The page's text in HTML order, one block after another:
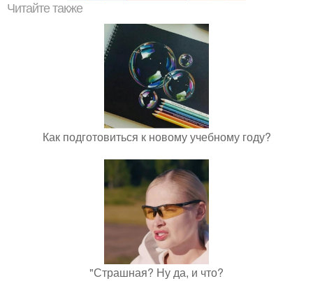
Читайте также
Как подготовиться к новому учебному году?
"Страшная? Ну да, и что?